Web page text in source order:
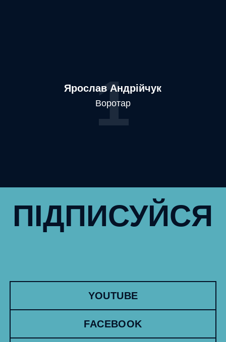
1
Ярослав Андрійчук
Воротар
ПІДПИСУЙСЯ
YOUTUBE
FACEBOOK